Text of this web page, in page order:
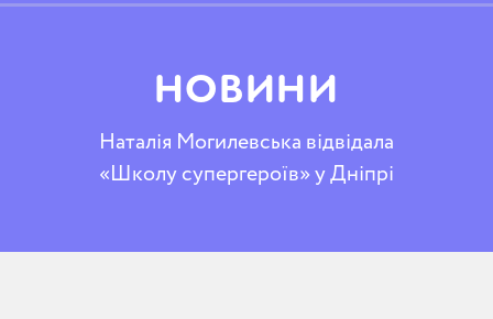
НОВИНИ
Наталія Могилевська відвідала
«Школу супергероїв» у Дніпрі